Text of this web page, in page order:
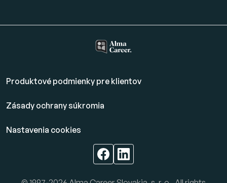
Produktové podmienky pre klientov
Zásady ochrany súkromia
Nastavenia cookies